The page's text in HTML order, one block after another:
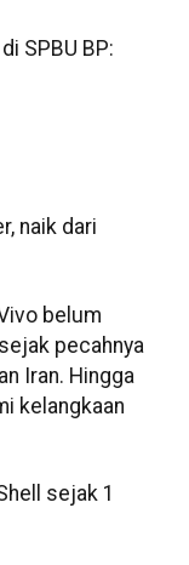
SPBU BP:
naik dari
belum
pecahnya
Iran. Hingga
kelangkaan
sejak 1